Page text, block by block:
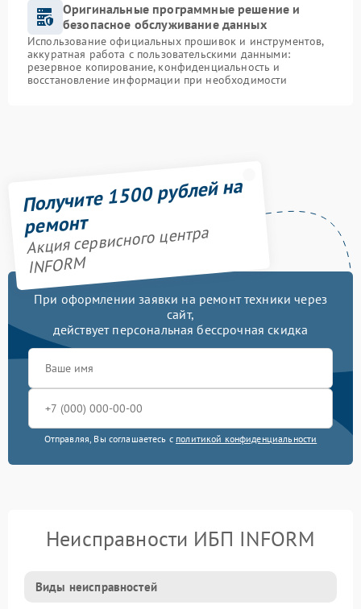
Оригинальные программные решение и
безопасное обслуживание данных
Использование официальных прошивок и инструментов,
аккуратная работа с пользовательскими данными:
резервное копирование, конфиденциальность и
восстановление информации при необходимости
Получите 1500 рублей на
ремонт
Акция сервисного центра
INFORM
При оформлении заявки на ремонт техники через
сайт,
действует персональная бессрочная скидка
Отправляя, Вы соглашаетесь с политикой конфиденциальности
Неисправности ИБП INFORM
Виды неисправностей